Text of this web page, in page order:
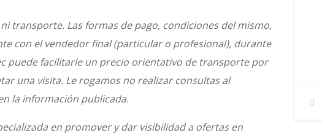
transporte. Las formas de pago, condiciones del mismo,
con el vendedor final (particular o profesional), durante
puede facilitarle un precio orientativo de transporte por
una visita. Le rogamos no realizar consultas al
la información publicada.
en promover y dar visibilidad a ofertas en